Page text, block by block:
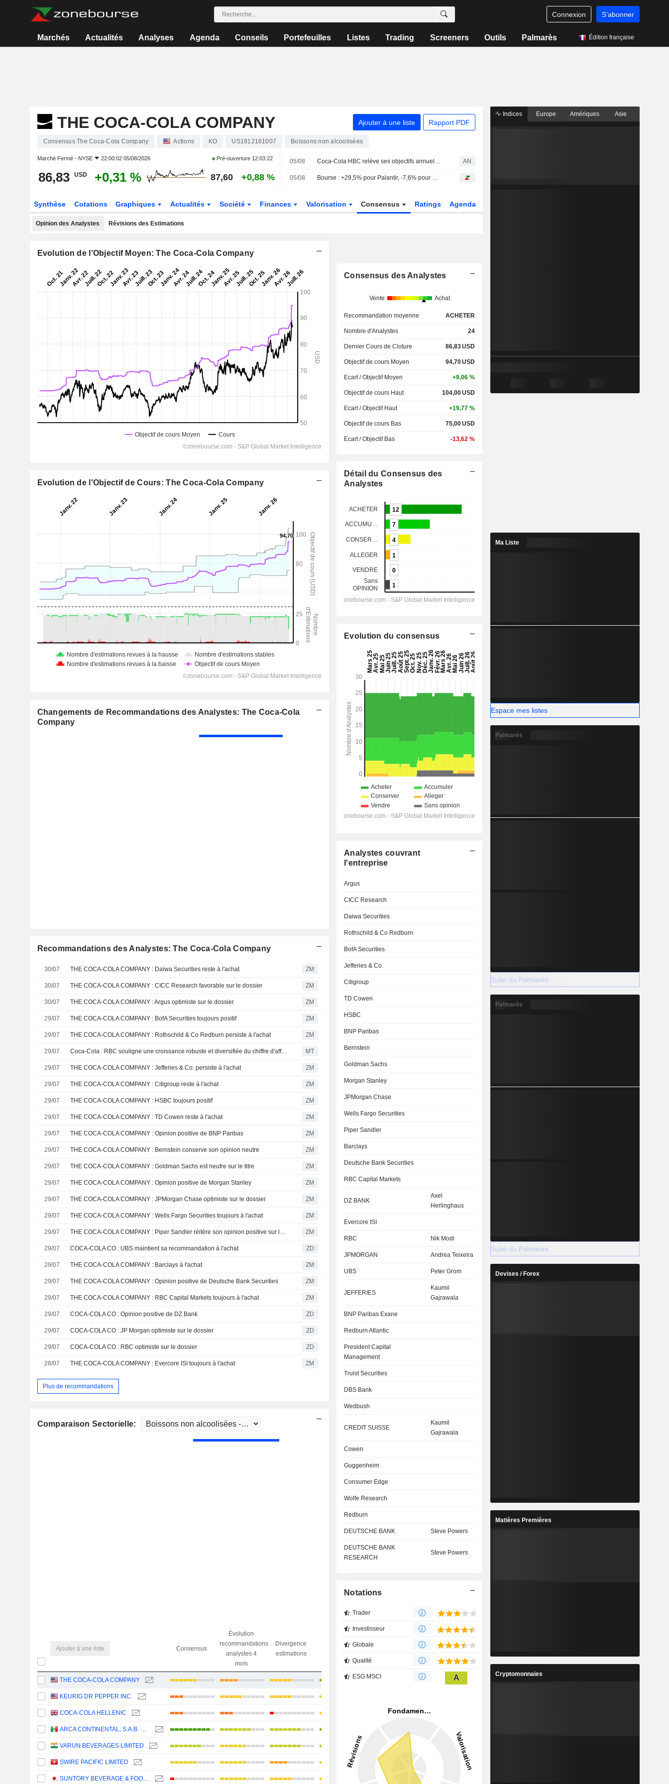
Connexion S'abonner
Marchés Actualités Analyses Agenda Conseils Portefeuilles Listes Trading Screeners Outils Palmarès Édition française
THE COCA-COLA COMPANY Ajouter à une liste Rapport PDF
Consensus The Coca-Cola Company Actions KO US1912161007 Boissons non alcoolisées
Marché Fermé - NYSE 22:00:02 05/08/2026 Pré-ouverture 12:03:22
86,83 USD +0,31 % 87,60 +0,88 %
05/08 Coca-Cola HBC relève ses objectifs annuels après une amélioration au premier semestre AN
05/08 Bourse : +29,5% pour Palantir, -7,6% pour SpaceX et une pluie de résultats
Synthèse Cotations Graphiques Actualités Société Finances Valorisation Consensus Ratings Agenda
Opinion des Analystes Révisions des Estimations
Evolution de l'Objectif Moyen: The Coca-Cola Company
Evolution de l'Objectif de Cours: The Coca-Cola Company
Changements de Recommandations des Analystes: The Coca-Cola
Company
Recommandations des Analystes: The Coca-Cola Company
30/07 THE COCA-COLA COMPANY : Daiwa Securities reste à l'achat ZM
30/07 THE COCA-COLA COMPANY : CICC Research favorable sur le dossier ZM
30/07 THE COCA-COLA COMPANY : Argus optimiste sur le dossier ZM
29/07 THE COCA-COLA COMPANY : BofA Securities toujours positif ZM
29/07 THE COCA-COLA COMPANY : Rothschild & Co Redburn persiste à l'achat ZM
29/07 Coca-Cola : RBC souligne une croissance robuste et diversifiée du chiffre d'affaires à l'échelle mondiale MT
29/07 THE COCA-COLA COMPANY : Jefferies & Co. persiste à l'achat ZM
29/07 THE COCA-COLA COMPANY : Citigroup reste à l'achat ZM
29/07 THE COCA-COLA COMPANY : HSBC toujours positif ZM
29/07 THE COCA-COLA COMPANY : TD Cowen reste à l'achat ZM
29/07 THE COCA-COLA COMPANY : Opinion positive de BNP Paribas ZM
29/07 THE COCA-COLA COMPANY : Bernstein conserve son opinion neutre ZM
29/07 THE COCA-COLA COMPANY : Goldman Sachs est neutre sur le titre ZM
29/07 THE COCA-COLA COMPANY : Opinion positive de Morgan Stanley ZM
29/07 THE COCA-COLA COMPANY : JPMorgan Chase optimiste sur le dossier ZM
29/07 THE COCA-COLA COMPANY : Wells Fargo Securities toujours à l'achat ZM
29/07 THE COCA-COLA COMPANY : Piper Sandler réitère son opinion positive sur le titre ZM
29/07 COCA-COLA CO : UBS maintient sa recommandation à l'achat ZD
29/07 THE COCA-COLA COMPANY : Barclays à l'achat ZM
29/07 THE COCA-COLA COMPANY : Opinion positive de Deutsche Bank Securities ZM
29/07 THE COCA-COLA COMPANY : RBC Capital Markets toujours à l'achat ZM
29/07 COCA-COLA CO : Opinion positive de DZ Bank ZD
29/07 COCA-COLA CO : JP Morgan optimiste sur le dossier ZD
29/07 COCA-COLA CO : RBC optimiste sur le dossier ZD
28/07 THE COCA-COLA COMPANY : Evercore ISI toujours à l'achat ZM
Plus de recommandations
Comparaison Sectorielle:
Ajouter à une liste Consensus
Évolution
recommandations
analystes 4
mois
Divergence
estimations
objectif
analystes
Ecart obj.
THE COCA-COLA COMPANY +9,06 %
KEURIG DR PEPPER INC.
COCA-COLA HELLENIC -1,7 %
ARCA CONTINENTAL, S.A.B. DE C.V.
VARUN BEVERAGES LIMITED +25,81 %
SWIRE PACIFIC LIMITED +0,66 %
SUNTORY BEVERAGE & FOOD LIMITED +6,38 %
Consensus des Analystes
Vente Achat
Recommandation moyenne ACHETER
Nombre d'Analystes 24
Dernier Cours de Cloture 86,83USD
Objectif de cours Moyen 94,70USD
Ecart / Objectif Moyen +9,06 %
Objectif de cours Haut 104,00USD
Ecart / Objectif Haut +19,77 %
Objectif de cours Bas 75,00USD
Ecart / Objectif Bas -13,62 %
Détail du Consensus des
Analystes
Evolution du consensus
Analystes couvrant
l'entreprise
Argus
CICC Research
Daiwa Securities
Rothschild & Co Redburn
BofA Securities
Jefferies & Co.
Citigroup
TD Cowen
HSBC
BNP Paribas
Bernstein
Goldman Sachs
Morgan Stanley
JPMorgan Chase
Wells Fargo Securities
Piper Sandler
Barclays
Deutsche Bank Securities
RBC Capital Markets
DZ BANK
Axel
Herlinghaus
Evercore ISI
RBC Nik Modi
JPMORGAN Andrea Teixeira
UBS Peter Grom
JEFFERIES
Kaumil
Gajrawala
BNP Paribas Exane
Redburn Atlantic
President Capital
Management
Truist Securities
DBS Bank
Wedbush
CREDIT SUISSE
Kaumil
Gajrawala
Cowen
Guggenheim
Consumer Edge
Wolfe Research
Redburn
DEUTSCHE BANK Steve Powers
DEUTSCHE BANK
RESEARCH
Steve Powers
Notations
Trader
Investisseur
Globale
Qualité
ESG MSCI A
Indices Europe Amériques Asie
Ma Liste
Espace mes listes
Palmarès
Suite du Palmarès
Palmarès
Suite du Palmarès
Devises / Forex
Matières Premières
Cryptomonnaies